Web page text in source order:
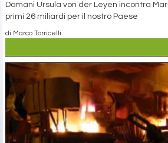
Domani Ursula von der Leyen incontra
primi 26 miliardi per il nostro Paese
di Marco Torricelli